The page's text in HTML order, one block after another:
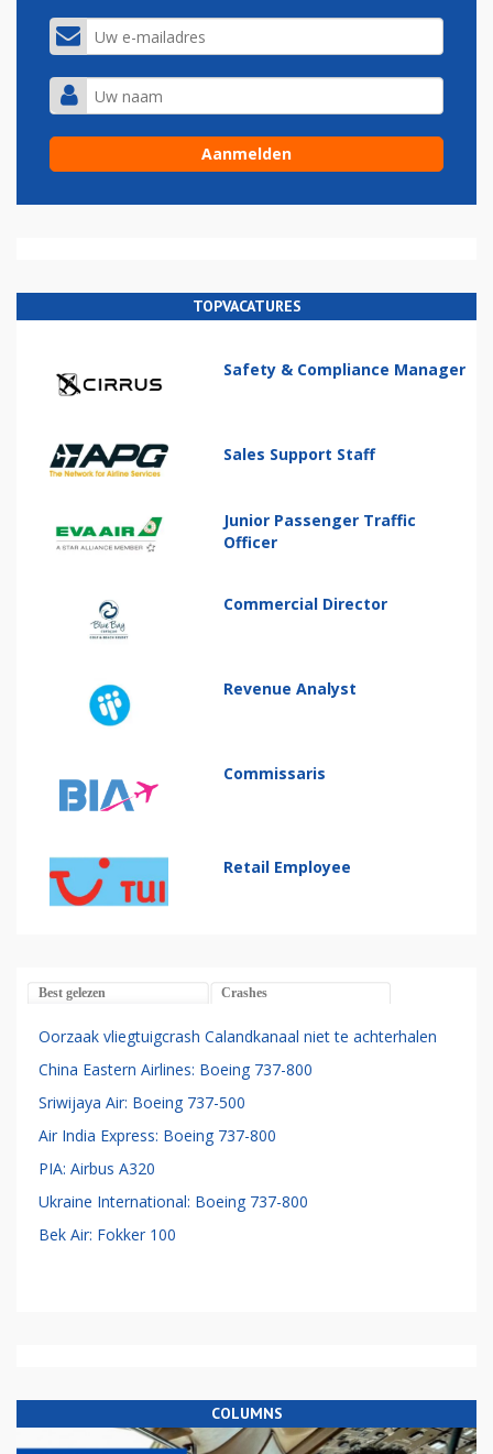
TOPVACATURES
Safety & Compliance Manager
Sales Support Staff
Junior Passenger Traffic
Officer
Commercial Director
Revenue Analyst
Commissaris
Retail Employee
Best gelezen Crashes
Oorzaak vliegtuigcrash Calandkanaal niet te achterhalen
China Eastern Airlines: Boeing 737-800
Sriwijaya Air: Boeing 737-500
Air India Express: Boeing 737-800
PIA: Airbus A320
Ukraine International: Boeing 737-800
Bek Air: Fokker 100
COLUMNS